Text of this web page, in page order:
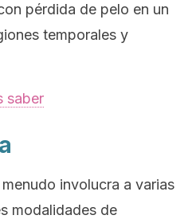
pérdida de pelo en un
temporales y
saber
involucra a varias
modalidades de